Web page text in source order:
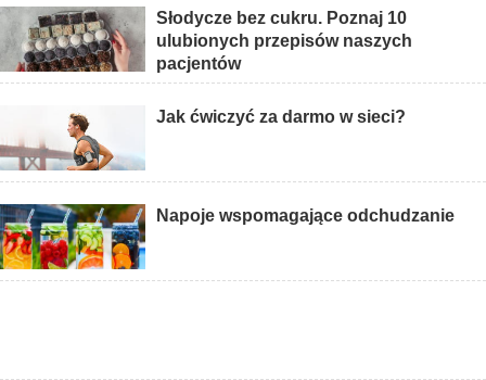
Słodycze bez cukru. Poznaj 10
ulubionych przepisów naszych
pacjentów
Jak ćwiczyć za darmo w sieci?
Napoje wspomagające odchudzanie